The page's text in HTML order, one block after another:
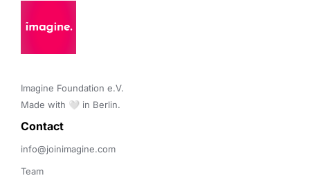
Imagine Foundation e.V.
Made with 🤍 in Berlin.
Contact
info@joinimagine.com
Team